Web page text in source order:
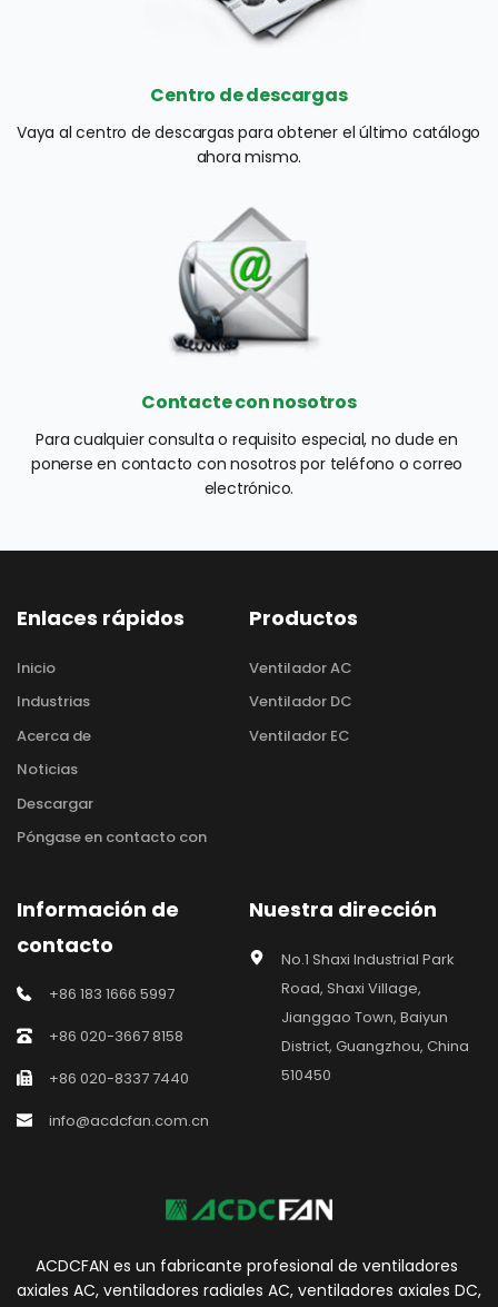
Centro de descargas
Vaya al centro de descargas para obtener el último catálogo
ahora mismo.
Contacte con nosotros
Para cualquier consulta o requisito especial, no dude en
ponerse en contacto con nosotros por teléfono o correo
electrónico.
Enlaces rápidos
Inicio
Industrias
Acerca de
Noticias
Descargar
Póngase en contacto con
Productos
Ventilador AC
Ventilador DC
Ventilador EC
Información de
contacto
+86 183 1666 5997
+86 020-3667 8158
+86 020-8337 7440
info@acdcfan.com.cn
Nuestra dirección
No.1 Shaxi Industrial Park
Road, Shaxi Village,
Jianggao Town, Baiyun
District, Guangzhou, China
510450
ACDCFAN es un fabricante profesional de ventiladores
axiales AC, ventiladores radiales AC, ventiladores axiales DC,